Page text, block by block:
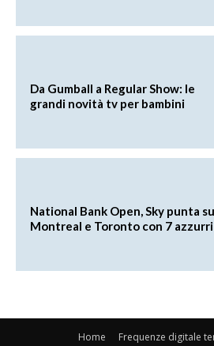
Da Gumball a Regular Show: le
grandi novità tv per bambini
National Bank Open, Sky punta su
Montreal e Toronto con 7 azzurri
Home Frequenze digitale